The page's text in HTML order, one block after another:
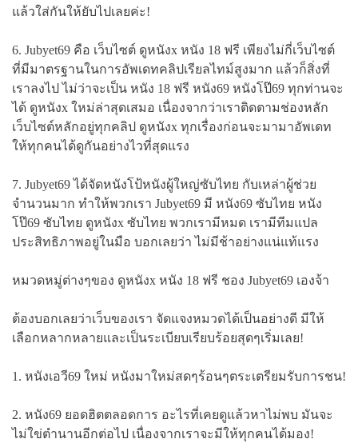
แล้วใส่กันให้ยับไปเลยค่ะ!
6. Jubyet69 คือ เว็บไซต์ ดูหนังx หนัง 18 ฟรี เพียงไม่กี่เว็บไซต์
ที่มีมาตรฐานในการอัพเดทคลิปเรียลไทม์สูงมาก แล้วก็สิ่งที่
เราลงไป ไม่ว่าจะเป็น หนัง 18 ฟรี หนัง69 หนังโป๊69 ทุกท่านจะ
ได้ ดูหนังx ใหม่ล่าสุดเสมอ เนื่องจากว่าเราติดตามช่องหลัก
เว็บไซต์หลักอยู่ทุกคลิป ดูหนังx ทุกเรื่องก่อนจะมามาอัพเดท
ให้ทุกคนได้ดูกันอย่างไวที่สุดแรง
7. Jubyet69 ได้จัดหนังโป้หนังผู้ใหญ่ซับไทย กับเหล่าผู้ช่วย
จำนวนมาก ทำให้พวกเรา Jubyet69 มี หนัง69 ซับไทย หนัง
โป๊69 ซับไทย ดูหนังx ซับไทย พวกเรามีหมด เรามีทีมแปล
ประสิทธิภาพอยู่ในมือ บอกเลยว่า ไม่มีช้าอย่างแน่แท้แรง
หมวดหมู่ต่างๆของ ดูหนังx หนัง 18 ฟรี ชอง Jubyet69 เองจ้า
ต้องบอกเลยว่าเว็บของเรา จัดแจงหมวดได้เป็นอย่างดี มีให้
เลือกหลากหลายและเป็นระเบียบเรียบร้อยสุดๆเริ่มเลย!
1. หนังเอวี69 ใหม่ หนังมาใหม่สดๆร้อนๆตระเตรียมรับการชน!
2. หนัง69 ยอดฮิตตลอดการ อะไรที่เคยดูแล้วหาไม่พบ มันจะ
ไม่ใข่ตำนานอีกต่อไป เนื่องจากเราจะมีให้ทุกคนได้มอง!